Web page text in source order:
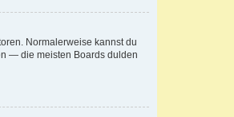
Normalerweise kannst du
— die meisten Boards dulden